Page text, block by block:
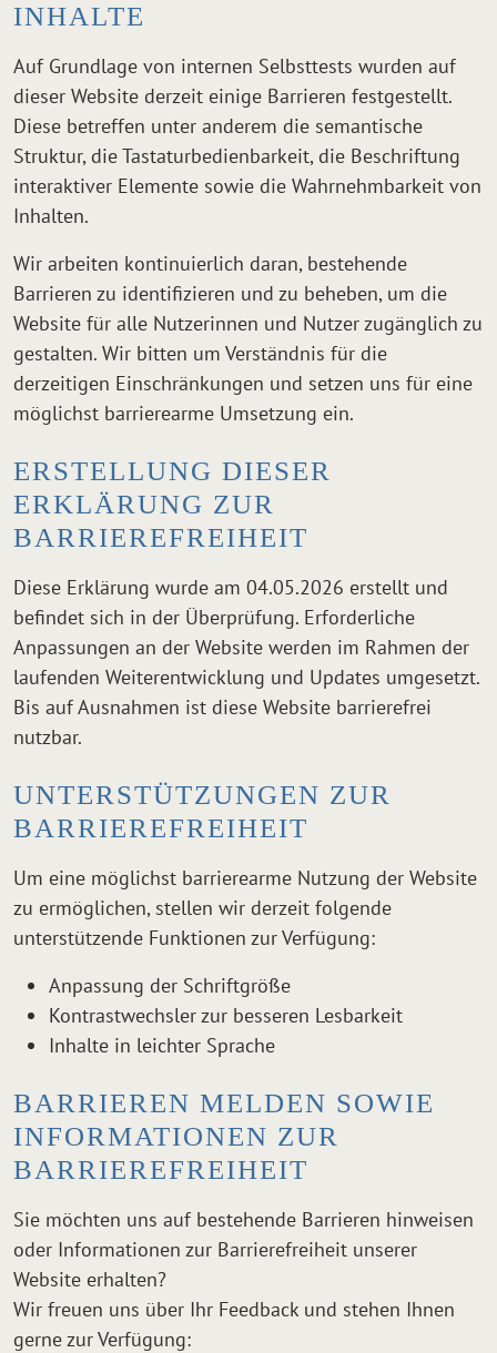
INHALTE
Auf Grundlage von internen Selbsttests wurden auf
dieser Website derzeit einige Barrieren festgestellt.
Diese betreffen unter anderem die semantische
Struktur, die Tastaturbedienbarkeit, die Beschriftung
interaktiver Elemente sowie die Wahrnehmbarkeit von
Inhalten.
Wir arbeiten kontinuierlich daran, bestehende
Barrieren zu identifizieren und zu beheben, um die
Website für alle Nutzerinnen und Nutzer zugänglich zu
gestalten. Wir bitten um Verständnis für die
derzeitigen Einschränkungen und setzen uns für eine
möglichst barrierearme Umsetzung ein.
ERSTELLUNG DIESER
ERKLÄRUNG ZUR
BARRIEREFREIHEIT
Diese Erklärung wurde am 04.05.2026 erstellt und
befindet sich in der Überprüfung. Erforderliche
Anpassungen an der Website werden im Rahmen der
laufenden Weiterentwicklung und Updates umgesetzt.
Bis auf Ausnahmen ist diese Website barrierefrei
nutzbar.
UNTERSTÜTZUNGEN ZUR
BARRIEREFREIHEIT
Um eine möglichst barrierearme Nutzung der Website
zu ermöglichen, stellen wir derzeit folgende
unterstützende Funktionen zur Verfügung:
Anpassung der Schriftgröße
Kontrastwechsler zur besseren Lesbarkeit
Inhalte in leichter Sprache
BARRIEREN MELDEN SOWIE
INFORMATIONEN ZUR
BARRIEREFREIHEIT
Sie möchten uns auf bestehende Barrieren hinweisen
oder Informationen zur Barrierefreiheit unserer
Website erhalten?
Wir freuen uns über Ihr Feedback und stehen Ihnen
gerne zur Verfügung: